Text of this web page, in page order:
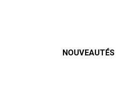
NOUVEAUTÉS